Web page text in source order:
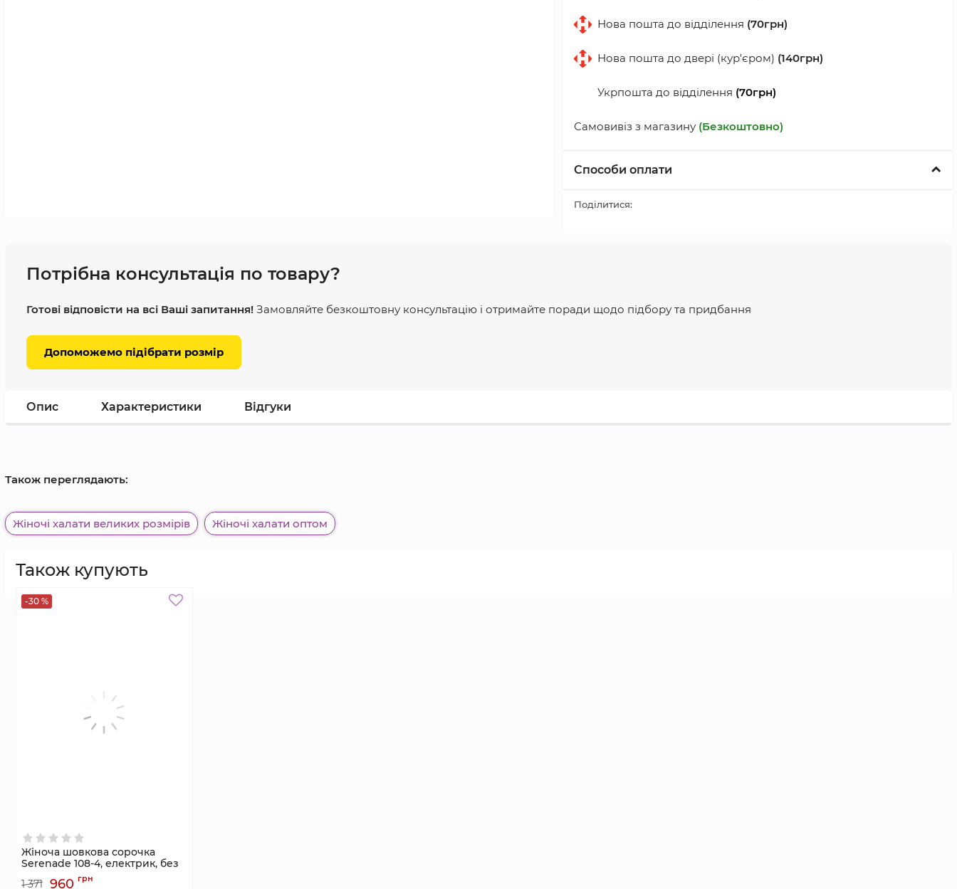
Нова пошта до відділення (70грн)
Нова пошта до двері (кур'єром) (140грн)
Укрпошта до відділення (70грн)
Самовивіз з магазину (Безкоштовно)
Способи оплати
Поділитися:
Потрібна консультація по товару?
Готові відповісти на всі Ваші запитання! Замовляйте безкоштовну консультацію і отримайте поради щодо підбору та придбання
Допоможемо підібрати розмір
Опис Характеристики Відгуки
Також переглядають:
Жіночі халати великих розмірів Жіночі халати оптом
Також купують
-30 %
Жіноча шовкова сорочка
Serenade 108-4, електрик, без
1 371 960 грн